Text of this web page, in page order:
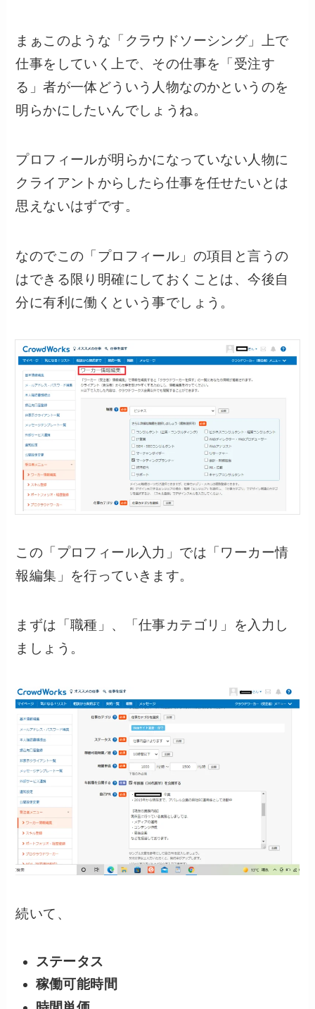
まぁこのような「クラウドソーシング」上で
仕事をしていく上で、その仕事を「受注す
る」者が一体どういう人物なのかというのを
明らかにしたいんでしょうね。
プロフィールが明らかになっていない人物に
クライアントからしたら仕事を任せたいとは
思えないはずです。
なのでこの「プロフィール」の項目と言うの
はできる限り明確にしておくことは、今後自
分に有利に働くという事でしょう。
この「プロフィール入力」では「ワーカー情
報編集」を行っていきます。
まずは「職種」、「仕事カテゴリ」を入力し
ましょう。
続いて、
ステータス
稼働可能時間